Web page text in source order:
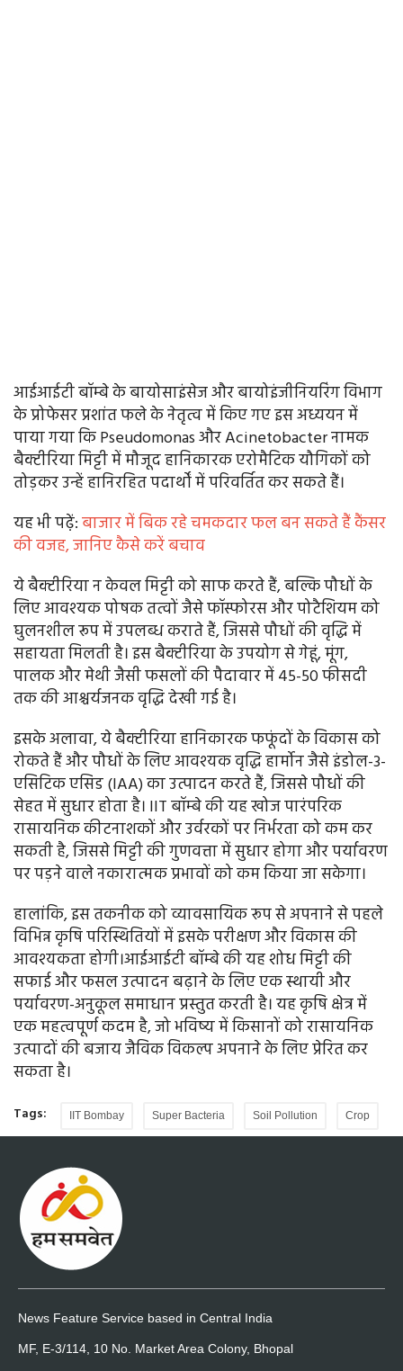
आईआईटी बॉम्बे के बायोसाइंसेज और बायोइंजीनियरिंग विभाग
के प्रोफेसर प्रशांत फले के नेतृत्व में किए गए इस अध्ययन में
पाया गया कि Pseudomonas और Acinetobacter नामक
बैक्टीरिया मिट्टी में मौजूद हानिकारक एरोमैटिक यौगिकों को
तोड़कर उन्हें हानिरहित पदार्थों में परिवर्तित कर सकते हैं।
यह भी पढे़ं:बाजार में बिक रहे चमकदार फल बन सकते हैं कैंसर
की वजह, जानिए कैसे करें बचाव
ये बैक्टीरिया न केवल मिट्टी को साफ करते हैं, बल्कि पौधों के
लिए आवश्यक पोषक तत्वों जैसे फॉस्फोरस और पोटैशियम को
घुलनशील रूप में उपलब्ध कराते हैं, जिससे पौधों की वृद्धि में
सहायता मिलती है। इस बैक्टीरिया के उपयोग से गेहूं, मूंग,
पालक और मेथी जैसी फसलों की पैदावार में 45-50 फीसदी
तक की आश्चर्यजनक वृद्धि देखी गई है।
इसके अलावा, ये बैक्टीरिया हानिकारक फफूंदों के विकास को
रोकते हैं और पौधों के लिए आवश्यक वृद्धि हार्मोन जैसे इंडोल-3-
एसिटिक एसिड (IAA) का उत्पादन करते हैं, जिससे पौधों की
सेहत में सुधार होता है। IIT बॉम्बे की यह खोज पारंपरिक
रासायनिक कीटनाशकों और उर्वरकों पर निर्भरता को कम कर
सकती है, जिससे मिट्टी की गुणवत्ता में सुधार होगा और पर्यावरण
पर पड़ने वाले नकारात्मक प्रभावों को कम किया जा सकेगा।
हालांकि, इस तकनीक को व्यावसायिक रूप से अपनाने से पहले
विभिन्न कृषि परिस्थितियों में इसके परीक्षण और विकास की
आवश्यकता होगी।आईआईटी बॉम्बे की यह शोध मिट्टी की
सफाई और फसल उत्पादन बढ़ाने के लिए एक स्थायी और
पर्यावरण-अनुकूल समाधान प्रस्तुत करती है। यह कृषि क्षेत्र में
एक महत्वपूर्ण कदम है, जो भविष्य में किसानों को रासायनिक
उत्पादों की बजाय जैविक विकल्प अपनाने के लिए प्रेरित कर
सकता है।
Tags: IIT Bombay Super Bacteria Soil Pollution Crop
News Feature Service based in Central India
MF, E-3/114, 10 No. Market Area Colony, Bhopal